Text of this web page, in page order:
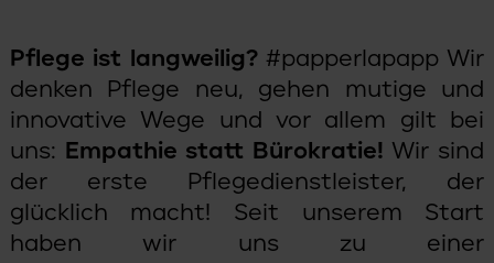
Pflege ist langweilig?#papperlapapp Wir
denken Pflege neu, gehen mutige und
innovative Wege und vor allem gilt bei
uns: Empathie statt Bürokratie! Wir sind
der erste Pflegedienstleister, der
glücklich macht! Seit unserem Start
haben wir uns zu einer